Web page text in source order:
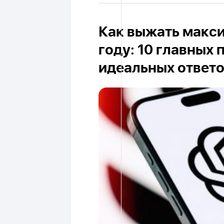
Как выжать
году: 10 главных
идеальных